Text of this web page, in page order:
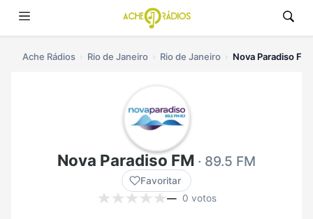
Ache Rádios Rio de Janeiro Rio de Janeiro Nova Paradiso FM
Nova Paradiso FM · 89.5 FM
Favoritar
— 0 votos